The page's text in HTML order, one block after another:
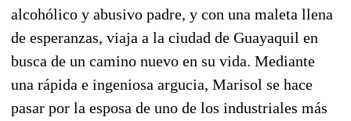
alcohólico y abusivo padre, y con una maleta llena
de esperanzas, viaja a la ciudad de Guayaquil en
busca de un camino nuevo en su vida. Mediante
una rápida e ingeniosa argucia, Marisol se hace
pasar por la esposa de uno de los industriales más